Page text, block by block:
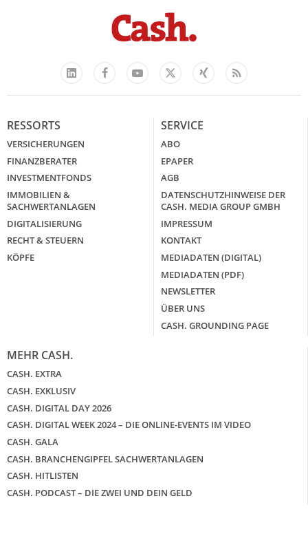
LinkedIn
FacebookYouTube
X
Xing Feed
RESSORTS
VERSICHERUNGEN
FINANZBERATER
INVESTMENTFONDS
IMMOBILIEN &
SACHWERTANLAGEN
DIGITALISIERUNG
RECHT & STEUERN
KÖPFE
SERVICE
ABO
EPAPER
AGB
DATENSCHUTZHINWEISE DER
CASH. MEDIA GROUP GMBH
IMPRESSUM
KONTAKT
MEDIADATEN (DIGITAL)
MEDIADATEN (PDF)
NEWSLETTER
ÜBER UNS
CASH. GROUNDING PAGE
MEHR CASH.
CASH. EXTRA
CASH. EXKLUSIV
CASH. DIGITAL DAY 2026
CASH. DIGITAL WEEK 2024 – DIE ONLINE-EVENTS IM VIDEO
CASH. GALA
CASH. BRANCHENGIPFEL SACHWERTANLAGEN
CASH. HITLISTEN
CASH. PODCAST – DIE ZWEI UND DEIN GELD